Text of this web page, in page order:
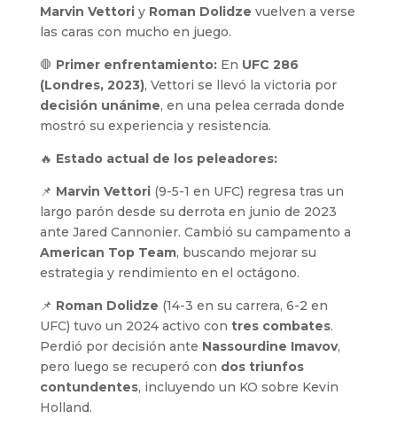
Marvin Vettoriy Roman Dolidze vuelven a verse
las caras con mucho en juego.
🛑 Primer enfrentamiento:En UFC 286
(Londres, 2023), Vettori se llevó la victoria por
decisión unánime, en una pelea cerrada donde
mostró su experiencia y resistencia.
🔥 Estado actual de los peleadores:
📌 Marvin Vettori(9-5-1 en UFC) regresa tras un
largo parón desde su derrota en junio de 2023
ante Jared Cannonier. Cambió su campamento a
American Top Team, buscando mejorar su
estrategia y rendimiento en el octágono.
📌 Roman Dolidze (14-3 en su carrera, 6-2 en
UFC) tuvo un 2024 activo con tres combates.
Perdió por decisión ante Nassourdine Imavov,
pero luego se recuperó con dos triunfos
contundentes, incluyendo un KO sobre Kevin
Holland.